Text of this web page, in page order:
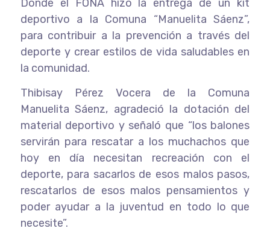
Donde el FONA hizo la entrega de un kit
deportivo a la Comuna “Manuelita Sáenz”,
para contribuir a la prevención a través del
deporte y crear estilos de vida saludables en
la comunidad.
Thibisay Pérez Vocera de la Comuna
Manuelita Sáenz, agradeció la dotación del
material deportivo y señaló que “los balones
servirán para rescatar a los muchachos que
hoy en día necesitan recreación con el
deporte, para sacarlos de esos malos pasos,
rescatarlos de esos malos pensamientos y
poder ayudar a la juventud en todo lo que
necesite”.